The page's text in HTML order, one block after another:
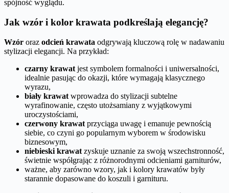
spójność wyglądu.
Jak wzór i kolor krawata podkreślają elegancję?
Wzór oraz odcień krawata odgrywają kluczową rolę w nadawaniu
stylizacji elegancji. Na przykład:
czarny krawat jest symbolem formalności i uniwersalności,
idealnie pasując do okazji, które wymagają klasycznego
wyrazu,
biały krawat wprowadza do stylizacji subtelne
wyrafinowanie, często utożsamiany z wyjątkowymi
uroczystościami,
czerwony krawat przyciąga uwagę i emanuje pewnością
siebie, co czyni go popularnym wyborem w środowisku
biznesowym,
niebieski krawat zyskuje uznanie za swoją wszechstronność,
świetnie współgrając z różnorodnymi odcieniami garniturów,
ważne, aby zarówno wzory, jak i kolory krawatów były
starannie dopasowane do koszuli i garnituru.